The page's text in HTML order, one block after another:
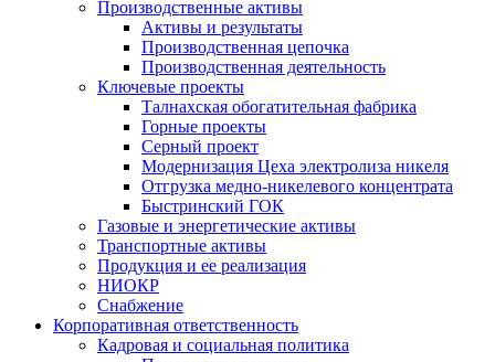
Производственные активы
Активы и результаты
Производственная цепочка
Производственная деятельность
Ключевые проекты
Талнахская обогатительная фабрика
Горные проекты
Серный проект
Модернизация Цеха электролиза никеля
Отгрузка медно-никелевого концентрата
Быстринский ГОК
Газовые и энергетические активы
Транспортные активы
Продукция и ее реализация
НИОКР
Снабжение
Корпоративная ответственность
Кадровая и социальная политика